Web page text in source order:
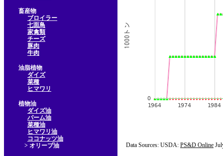
畜産物
ブロイラー
七面鳥
家禽類
チーズ
豚肉
牛肉
油脂植物
ダイズ
菜種
ヒマワリ
植物油
ダイズ油
パーム油
菜種油
ヒマワリ油
ココナッツ油
> オリーブ油
Data Sources: USDA: PS&D Online